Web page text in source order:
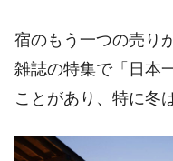
宿のもう一つの売り
雑誌の特集で「日本
ことがあり、特に冬